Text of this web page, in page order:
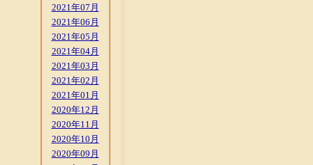
2021年07月
2021年06月
2021年05月
2021年04月
2021年03月
2021年02月
2021年01月
2020年12月
2020年11月
2020年10月
2020年09月